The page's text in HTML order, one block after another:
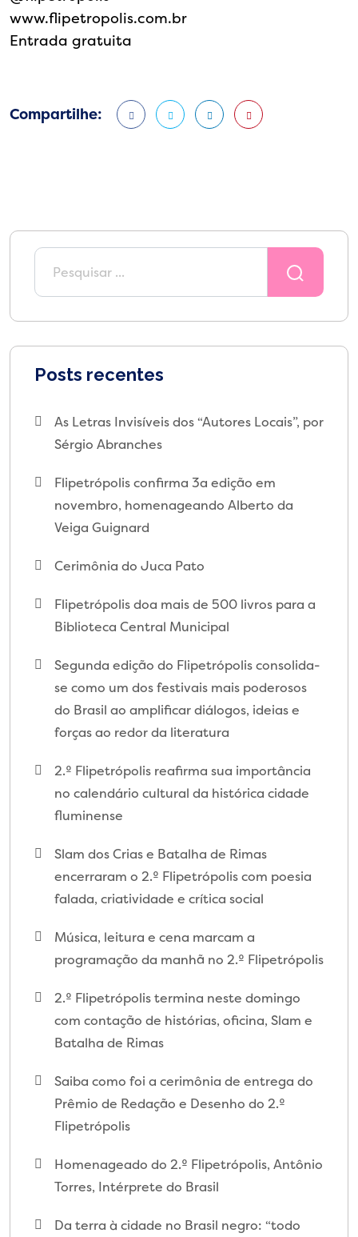
www.flipetropolis.com.br
Entrada gratuita
Compartilhe:
Posts recentes
As Letras Invisíveis dos “Autores Locais”, por
Sérgio Abranches
Flipetrópolis confirma 3a edição em
novembro, homenageando Alberto da
Veiga Guignard
Cerimônia do Juca Pato
Flipetrópolis doa mais de 500 livros para a
Biblioteca Central Municipal
Segunda edição do Flipetrópolis consolida-
se como um dos festivais mais poderosos
do Brasil ao amplificar diálogos, ideias e
forças ao redor da literatura
2.º Flipetrópolis reafirma sua importância
no calendário cultural da histórica cidade
fluminense
Slam dos Crias e Batalha de Rimas
encerraram o 2.º Flipetrópolis com poesia
falada, criatividade e crítica social
Música, leitura e cena marcam a
programação da manhã no 2.º Flipetrópolis
2.º Flipetrópolis termina neste domingo
com contação de histórias, oficina, Slam e
Batalha de Rimas
Saiba como foi a cerimônia de entrega do
Prêmio de Redação e Desenho do 2.º
Flipetrópolis
Homenageado do 2.º Flipetrópolis, Antônio
Torres, Intérprete do Brasil
Da terra à cidade no Brasil negro: “todo